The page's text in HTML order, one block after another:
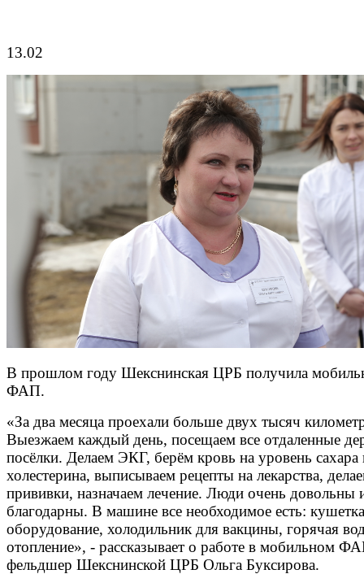
13.02
В прошлом году Шекснинская ЦРБ получила
ФАП.
«За два месяца проехали больше двух тысяч
Выезжаем каждый день, посещаем все отдаленные
посёлки. Делаем ЭКГ, берём кровь на уровень сахара
холестерина, выписываем рецепты на лекарства,
прививки, назначаем лечение. Люди очень довольны
благодарны. В машине все необходимое есть:
оборудование, холодильник для вакцины, горячая
отопление», - рассказывает о работе в мобильном
фельдшер Шекснинской ЦРБ Ольга Буксирова.